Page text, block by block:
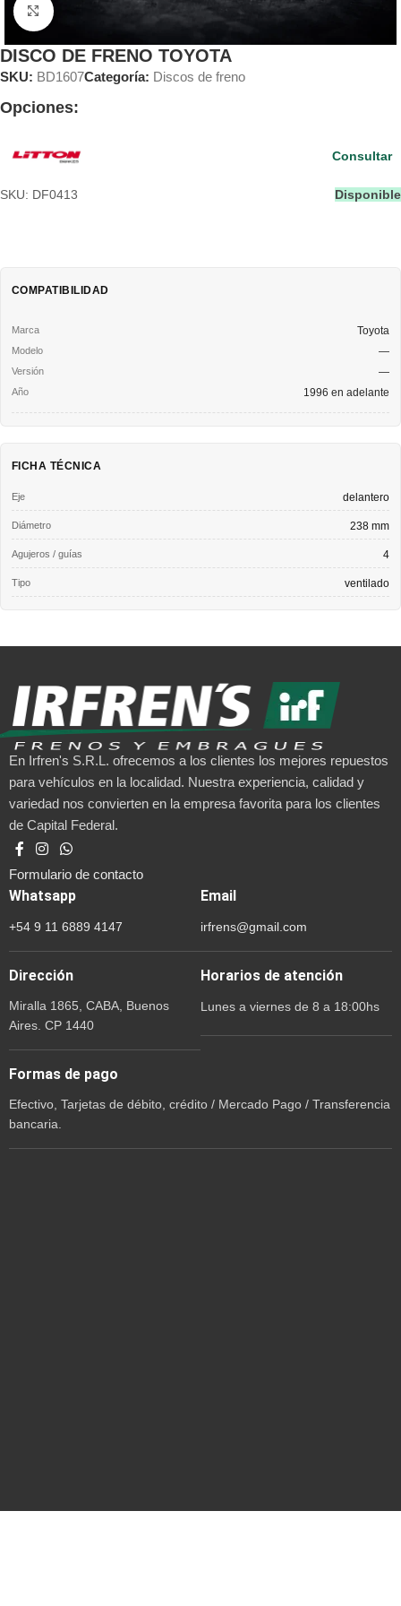
Clic para ampliar
DISCO DE FRENO TOYOTA
SKU: BD1607Categoría: Discos de freno
Opciones:
SKU: DF0413 Disponible
Consultar
COMPATIBILIDAD
Toyota
—
—
1996 en adelante
FICHA TÉCNICA
Eje delantero
Diámetro 238 mm
Agujeros / guías 4
Tipo ventilado
En Irfren's S.R.L. ofrecemos a los clientes los mejores repuestos
para vehículos en la localidad. Nuestra experiencia, calidad y
variedad nos convierten en la empresa favorita para los clientes
de Capital Federal.
Formulario de contacto
Whatsapp
+54 9 11 6889 4147
Email
irfrens@gmail.com
Dirección
Miralla 1865, CABA, Buenos
Aires. CP 1440
Horarios de atención
Lunes a viernes de 8 a 18:00hs
Formas de pago
Efectivo, Tarjetas de débito, crédito / Mercado Pago / Transferencia
bancaria.